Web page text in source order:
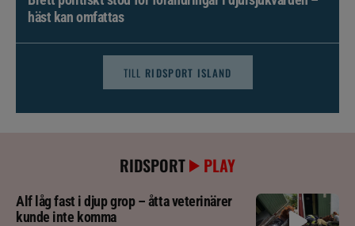
häst kan omfattas
TILL RIDSPORT ISLAND
RIDSPORT PLAY
Alf låg fast i djup grop – åtta veterinärer
kunde inte komma